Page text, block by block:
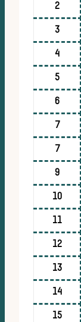
2
3
4
5
6
7
7
9
10
11
12
13
14
15